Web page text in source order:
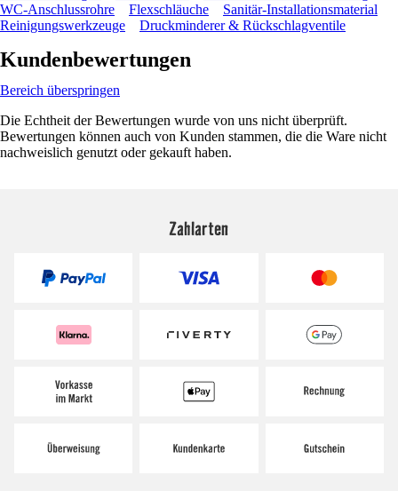
WC-Anschlussrohre
Flexschläuche
Sanitär-Installationsmaterial
Reinigungswerkzeuge
Druckminderer & Rückschlagventile
Kundenbewertungen
Bereich überspringen
Die Echtheit der Bewertungen wurde von uns nicht überprüft.
Bewertungen können auch von Kunden stammen, die die Ware nicht
nachweislich genutzt oder gekauft haben.
Zahlarten